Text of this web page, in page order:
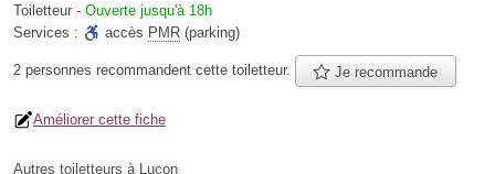
Toiletteur - Ouverte jusqu'à 18h
Services :
accès PMR (parking)
2 personnes recommandent cette toiletteur. Je recommande
Améliorer cette fiche
Autres toiletteurs à Luçon